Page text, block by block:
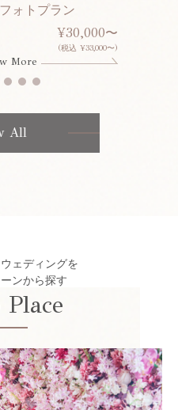
ォトプラン
¥30,000〜
(税込 ¥33,000〜)
More
All
ェディングを
ンから探す